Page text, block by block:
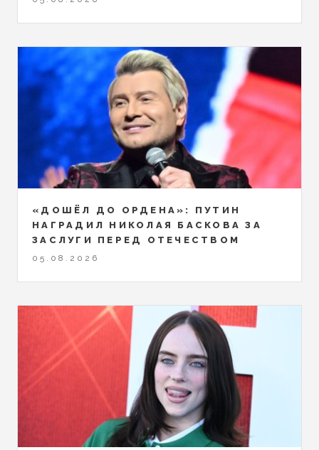
«ДОШЁЛ ДО ОРДЕНА»: ПУТИН
НАГРАДИЛ НИКОЛАЯ БАСКОВА ЗА
ЗАСЛУГИ ПЕРЕД ОТЕЧЕСТВОМ
05.08.2026